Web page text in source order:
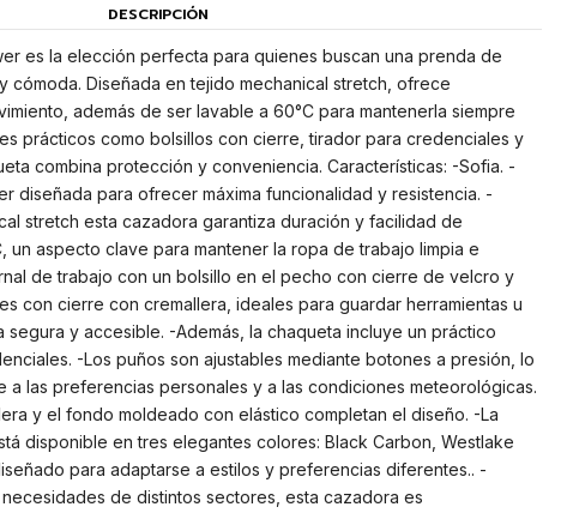
DESCRIPCIÓN
es la elección perfecta para quienes buscan una prenda de
cómoda. Diseñada en tejido mechanical stretch, ofrece
además de ser lavable a 60°C para mantenerla siempre
prácticos como bolsillos con cierre, tirador para credenciales y
combina protección y conveniencia. Características: -Sofia. -
diseñada para ofrecer máxima funcionalidad y resistencia. -
stretch esta cazadora garantiza duración y facilidad de
un aspecto clave para mantener la ropa de trabajo limpia e
de trabajo con un bolsillo en el pecho con cierre de velcro y
con cierre con cremallera, ideales para guardar herramientas u
y accesible. -Además, la chaqueta incluye un práctico
-Los puños son ajustables mediante botones a presión, lo
a las preferencias personales y a las condiciones meteorológicas.
y el fondo moldeado con elástico completan el diseño. -La
disponible en tres elegantes colores: Black Carbon, Westlake
para adaptarse a estilos y preferencias diferentes.. -
de distintos sectores, esta cazadora es